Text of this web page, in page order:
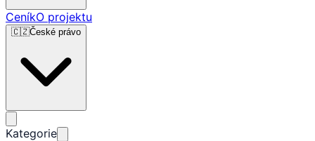
CeníkO projektu
🇨🇿České právo
Kategorie